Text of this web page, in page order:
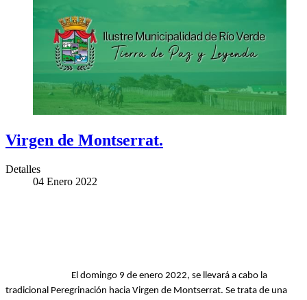
Virgen de Montserrat.
Detalles
04 Enero 2022
El domingo 9 de enero 2022, se llevará a cabo la
tradicional Peregrinación hacia Virgen de Montserrat. Se trata de una